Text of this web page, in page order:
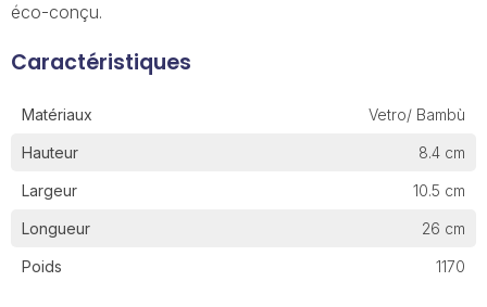
éco-conçu.
Caractéristiques
Matériaux Vetro/ Bambù
Hauteur 8.4 cm
Largeur 10.5 cm
Longueur 26 cm
Poids 1170